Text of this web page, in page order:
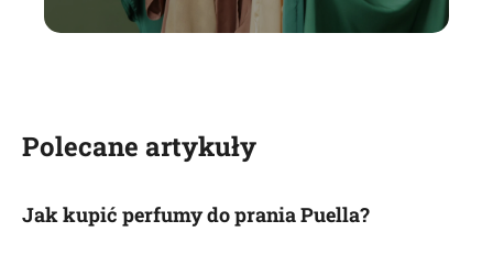
Polecane artykuły
Jak kupić perfumy do prania Puella?